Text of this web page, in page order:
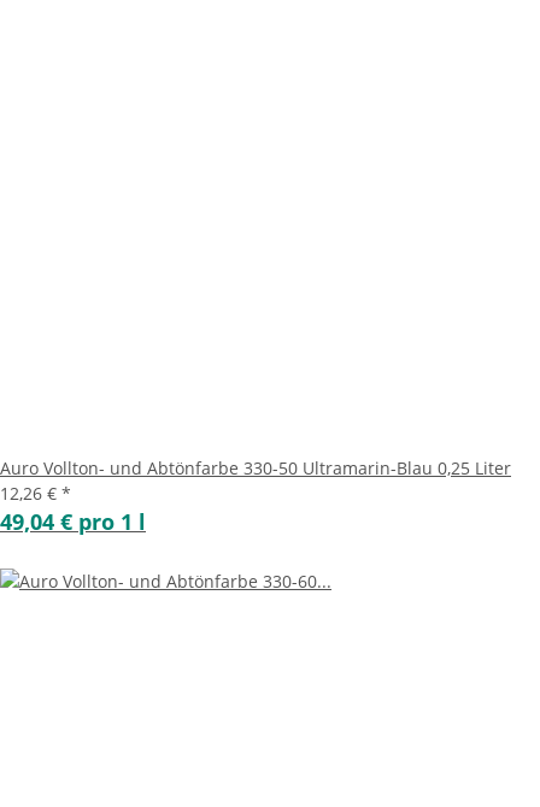
Auro Vollton- und Abtönfarbe 330-50 Ultramarin-Blau 0,25 Liter
12,26 € *
49,04 € pro 1 l